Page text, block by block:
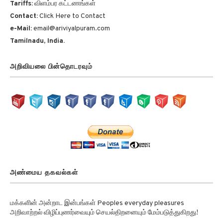
Contact:Click Here to Contact
e-Mail: email@ariviyalpuram.com
Tamilnadu, India.
அறிவாற்றல் விழிப்புணர்வையும் செயல்திறனையும் மேம்படுத்துகிறது!